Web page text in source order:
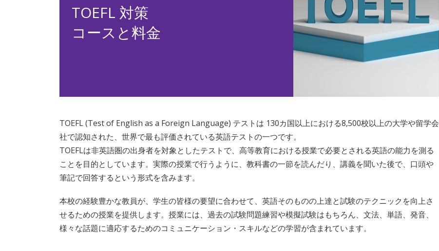
TOEFL 対策
コースと料金
TOEFL (Test of English as a Foreign Language) テストは 130カ国以上における8,500校以上の⼤学や留学会
社で認知された、世界で最も評価されている英語テストの⼀つです。
TOEFLは⾮英語圏の出⾝者を対象としたテストで、⾼等教育における授業で必要とされる英語の能⼒を測る
ことを⽬的としています。実際の授業で⾏うように、教科書の⼀節を読んだり、講義を聞いた後で、⼝頭や
筆記で回答するという形式を含みます。
本校の経験豊かな教員が、学⽣の皆様の要望に合わせて、英語そのものの上達と試験のテクニックを向上さ
せるための授業を提供します。授業には、過去の試験問題練習や模擬試験はもちろん、⽂法、単語、発⾳、
様々な話題に適応するためのコミュニケーション・スキルなどの学習が含まれています。